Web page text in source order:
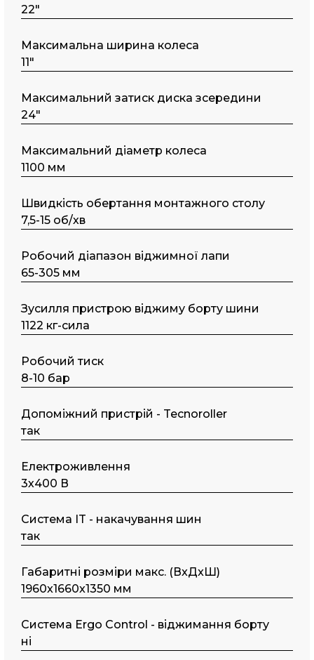
22"
Максимальна ширина колеса
11"
Maкcимaльний затиск диска зсередини
24"
Максимальний діаметр колеса
1100 мм
Швидкість обертання монтажного столу
7,5-15 об/хв
Робочий діапазон віджимної лапи
65-305 мм
Зусилля пристрою віджиму борту шини
1122 кг-сила
Робочий тиск
8-10 бар
Допоміжний пристрій - Tecnoroller
так
Електроживлення
3х400 В
Система IT - накачування шин
так
Габаритні розміри макс. (ВxДxШ)
1960x1660x1350 мм
Система Ergo Control - віджимання борту
ні